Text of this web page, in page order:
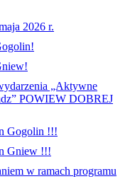
2026 r.
„Aktywne
POWIEW DOBREJ
Gogolin !!!
Gniew !!!
w ramach programu